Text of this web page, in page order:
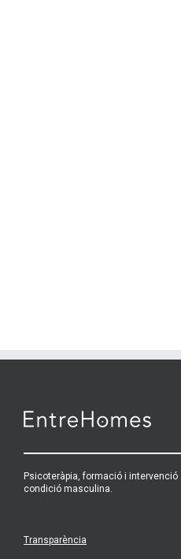
Psicoteràpia, formació i
condició masculina.
Transparència